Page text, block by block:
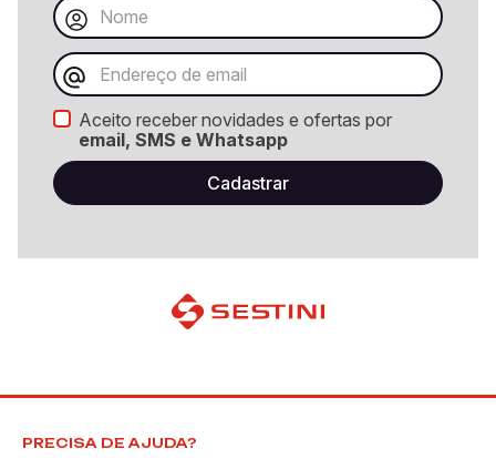
Aceito receber novidades e ofertas por
email, SMS e Whatsapp
PRECISA DE AJUDA?